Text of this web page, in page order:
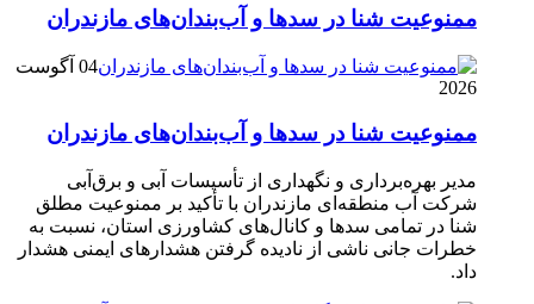
ممنوعیت شنا در سدها و آب‌بندان‌‌های مازندران
04 آگوست
2026
ممنوعیت شنا در سدها و آب‌بندان‌‌های مازندران
مدیر بهره‌برداری و نگهداری از تأسیسات آبی و برق‌آبی
شرکت آب منطقه‌ای مازندران با تأکید بر ممنوعیت مطلق
شنا در تمامی سدها و کانال‌های کشاورزی استان، نسبت به
خطرات جانی ناشی از نادیده گرفتن هشدارهای ایمنی هشدار
داد.